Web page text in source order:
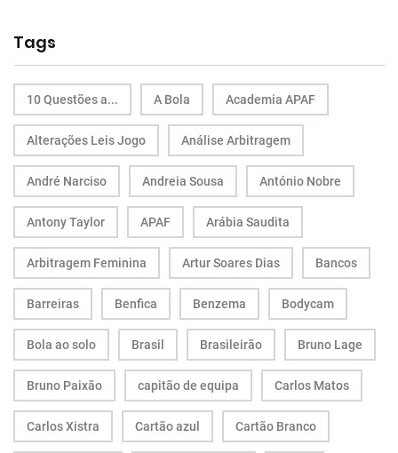
Tags
10 Questões a... A Bola Academia APAF
Alterações Leis Jogo Análise Arbitragem
André Narciso Andreia Sousa António Nobre
Antony Taylor APAF Arábia Saudita
Arbitragem Feminina Artur Soares Dias Bancos
Barreiras Benfica Benzema Bodycam
Bola ao solo Brasil Brasileirão Bruno Lage
Bruno Paixão capitão de equipa Carlos Matos
Carlos Xistra Cartão azul Cartão Branco